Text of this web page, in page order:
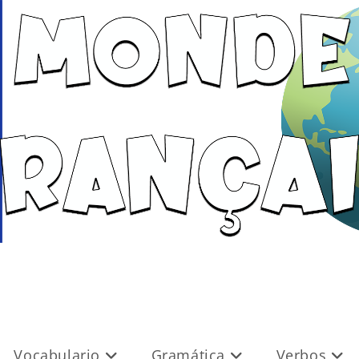
Vocabulario Gramática Verbos